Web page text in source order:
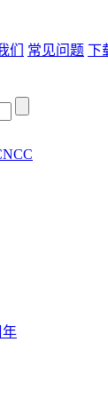
们 常见问题 下
年